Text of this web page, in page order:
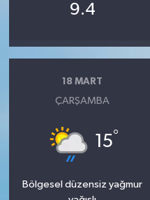
9.4
18 MART
ÇARŞAMBA
15°
Bölgesel düzensiz yağmur